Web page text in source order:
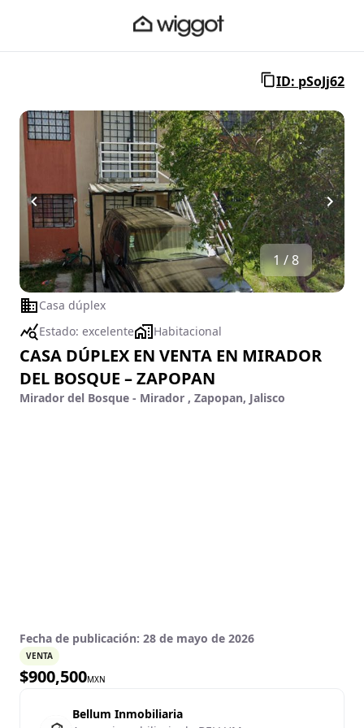
ID: pSoJj62
1 / 8
Casa dúplex
Estado: excelente Habitacional
CASA DÚPLEX EN VENTA EN MIRADOR
DEL BOSQUE – ZAPOPAN
Mirador del Bosque - Mirador , Zapopan, Jalisco
Fecha de publicación: 28 de mayo de 2026
VENTA
$900,500MXN
Bellum Inmobiliaria